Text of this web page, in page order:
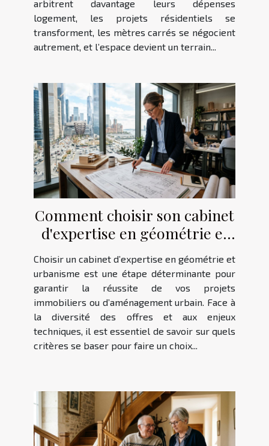
arbitrent davantage leurs dépenses
logement, les projets résidentiels se
transforment, les mètres carrés se négocient
autrement, et l’espace devient un terrain...
Comment choisir son cabinet
d'expertise en géométrie et
Choisir un cabinet d’expertise en géométrie et
urbanisme est une étape déterminante pour
garantir la réussite de vos projets
immobiliers ou d’aménagement urbain. Face à
la diversité des offres et aux enjeux
techniques, il est essentiel de savoir sur quels
critères se baser pour faire un choix...